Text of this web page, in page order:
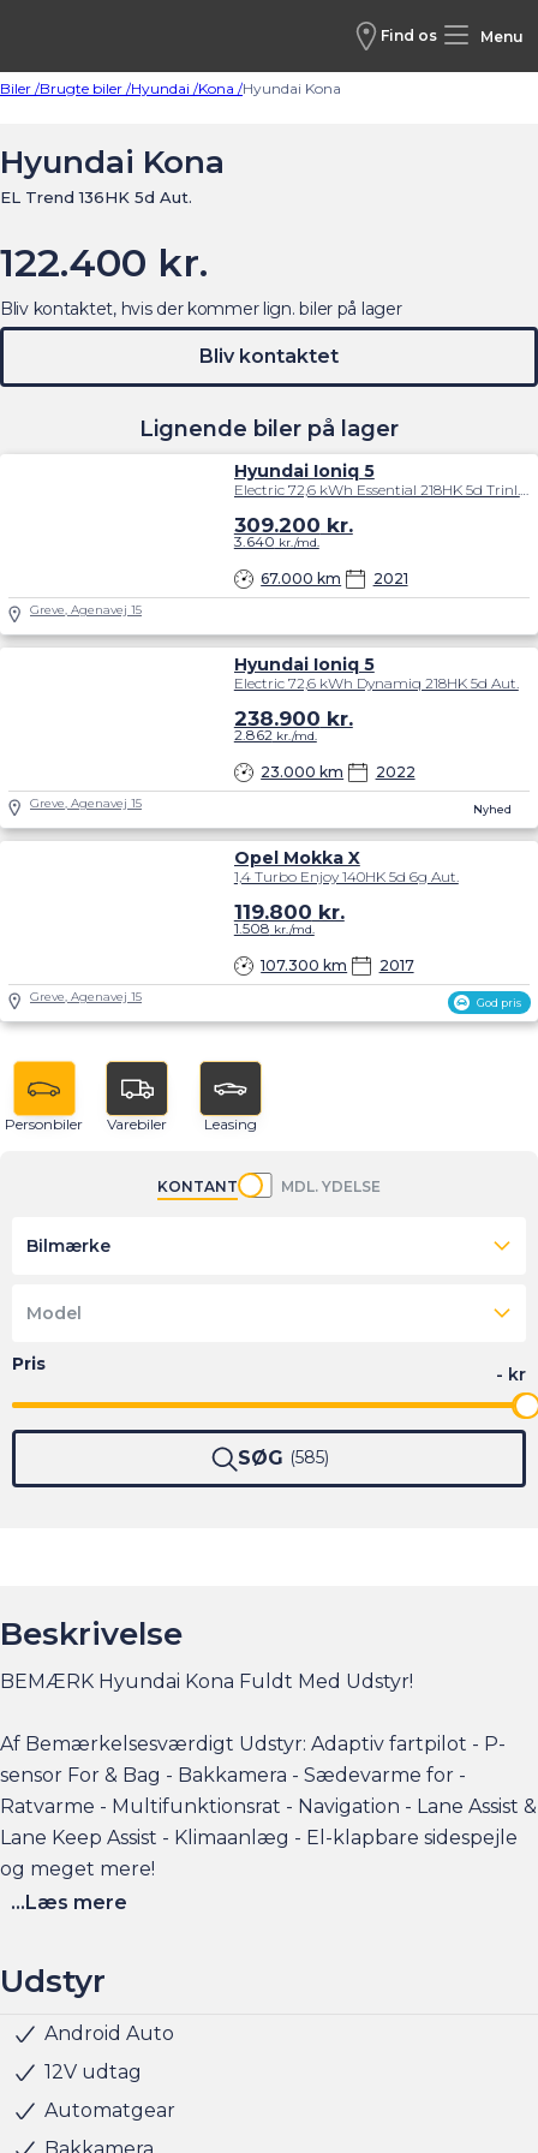
Find os Menu
Biler /Brugte biler /Hyundai /Kona /Hyundai Kona
Hyundai Kona
EL Trend 136HK 5d Aut.
122.400 kr.
Lignende biler på lager
Hyundai Ioniq 5
Electric 72,6 kWh Essential 218HK 5d Trinl. Gear
67.000 km 2021
309.200 kr.
3.640 kr./md.
Greve, Agenavej 15
Nyhed
Hyundai Ioniq 5
Electric 72,6 kWh Dynamiq 218HK 5d Aut.
23.000 km 2022
238.900 kr.
2.862kr./md.
Greve, Agenavej 15
God pris
Opel Mokka X
1,4 Turbo Enjoy 140HK 5d 6g Aut.
107.300 km 2017
119.800 kr.
1.508 kr./md.
Greve, Agenavej 15
Bliv kontaktet, hvis der kommer lign. biler på lager
Bliv kontaktet
Personbiler Varebiler Leasing
KONTANT MDL. YDELSE
Bilmærke
Model
SØG 585
Beskrivelse
BEMÆRK Hyundai Kona Fuldt Med Udstyr!
Af Bemærkelsesværdigt Udstyr: Adaptiv fartpilot - P-
sensor For & Bag - Bakkamera - Sædevarme for -
Ratvarme - Multifunktionsrat - Navigation - Lane Assist &
Lane Keep Assist - Klimaanlæg - El-klapbare sidespejle
og meget mere!
Hjemmeladning: 11 kw/3 faser (ca. 7 timer)
Hurtigladning: 77 kw (10-80% = ca. 44 min)
Se flere billeder, få et overblik over totalomkostninger
og faktorers påvirkning på rækkevidden på am.dk
...Læs mere
Udstyr
Android Auto
12V udtag
Automatgear
Multifunktionsrat
Navigation
Nøglefri døre
Nøglefri start
Parkeringssensor for/bag
Parkeringssensor for
Parkeringssensor bag
Regnsensor
Udvendig temperaturmåler
Alufælge
Armlæn
Justerbart rat
Kopholder
Multijusterbart rat
Airbag
ABS
Automatisk nødbremsesystem
Dæktrykssensor
ESP
Isofix
Lyssensor
Servo
Kørecomputer
Sædevarme for
Rat m. varme
Selealarm
Træthedsregistrering
Vejbaneassistent
Skiltegenkendelse
Fører-airbag
Antispin
Apple CarPlay